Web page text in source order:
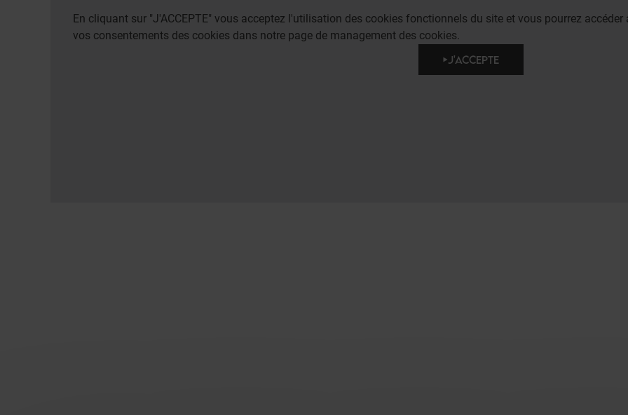
En cliquant sur "J'ACCEPTE" vous acceptez l'utilisation des cookies fonctionnels du site et vous pourrez
vos consentements des cookies dans notre page de management des cookies.
J'ACCEPTE